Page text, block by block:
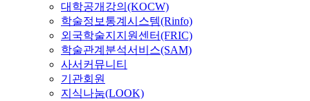
대학공개강의(KOCW)
학술정보통계시스템(Rinfo)
외국학술지지원센터(FRIC)
학술관계분석서비스(SAM)
사서커뮤니티
기관회원
지식나눔(LOOK)